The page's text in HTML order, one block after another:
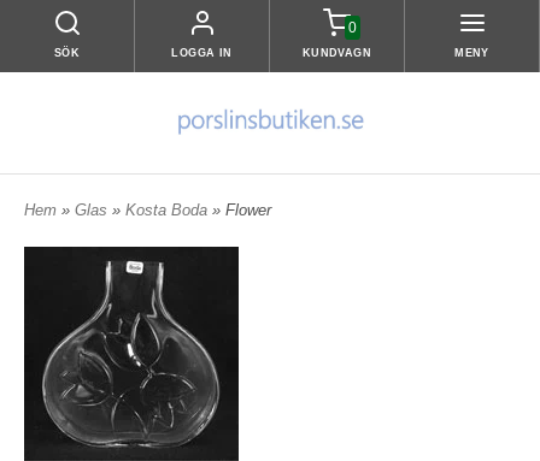
SÖK LOGGA IN
0
KUNDVAGN MENY
Hem » Glas » Kosta Boda » Flower